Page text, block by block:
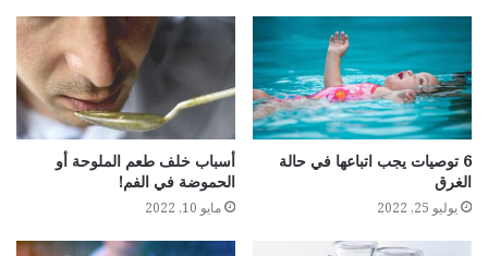
6 توصيات يجب اتباعها في حالة
الغرق
يوليو 25, 2022
أسباب خلف طعم الملوحة أو
الحموضة في الفم!
مايو 10, 2022